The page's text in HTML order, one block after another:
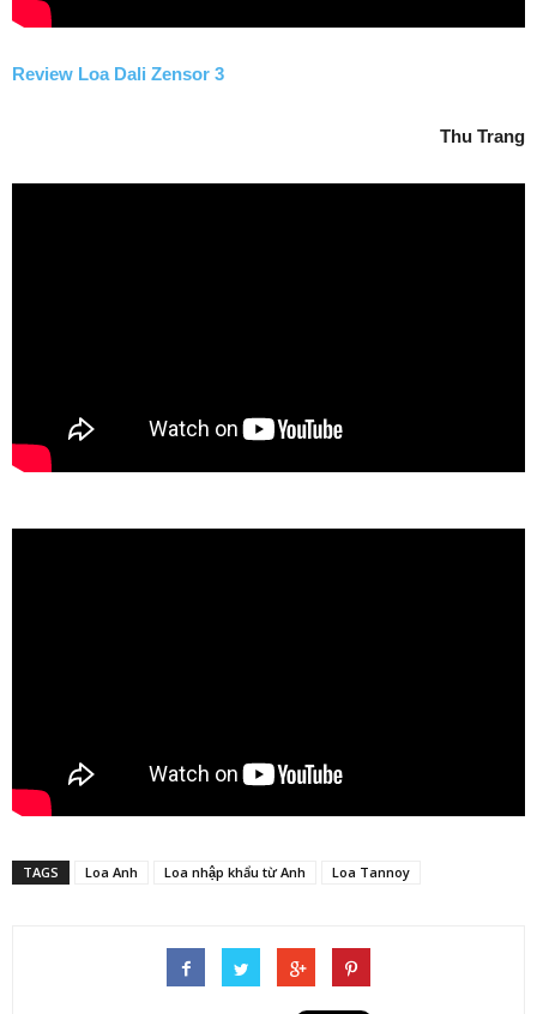
Review Loa Dali Zensor 3
Thu Trang
TAGS Loa Anh Loa nhập khẩu từ Anh Loa Tannoy